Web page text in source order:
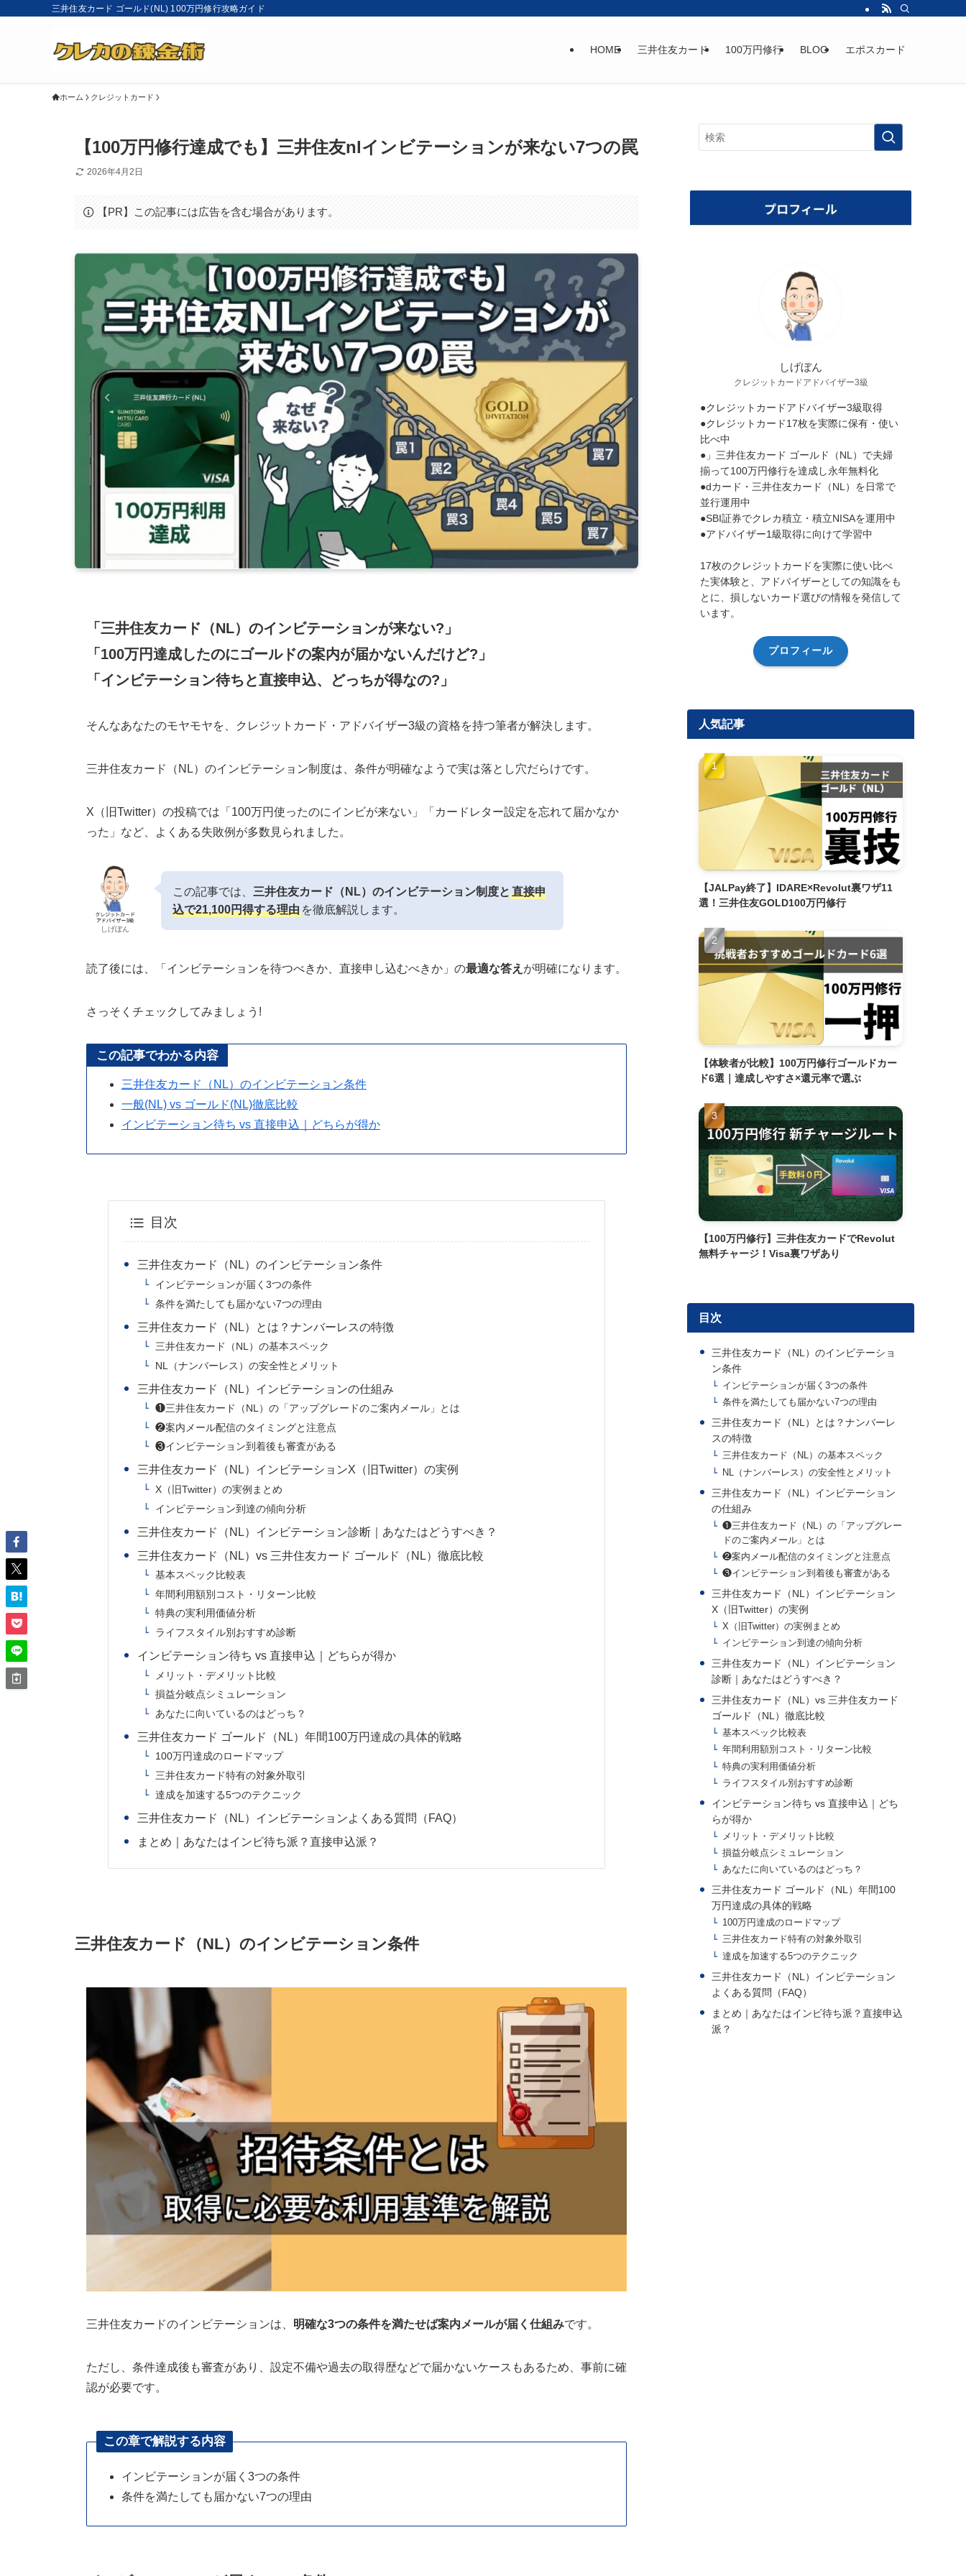
三井住友カード ゴールド(NL) 100万円修行攻略ガイド
HOME 三井住友カード 100万円修行 BLOG エポスカード
ホーム クレジットカード
【100万円修行達成でも】三井住友nlインビテーションが来ない7つの罠
2026年4月2日
【PR】この記事には広告を含む場合があります。
「三井住友カード（NL）のインビテーションが来ない?」
「100万円達成したのにゴールドの案内が届かないんだけど?」
「インビテーション待ちと直接申込、どっちが得なの?」
そんなあなたのモヤモヤを、クレジットカード・アドバイザー3級の資格を持つ筆者が解決します。
三井住友カード（NL）のインビテーション制度は、条件が明確なようで実は落とし穴だらけです。
X（旧Twitter）の投稿では「100万円使ったのにインビが来ない」「カードレター設定を忘れて届かなか
った」など、よくある失敗例が多数見られました。
しげぼん
この記事では、 三井住友カード（NL）のインビテーション制度と 直接申
込で21,100円得する理由 を徹底解説します。
読了後には、「インビテーションを待つべきか、直接申し込むべきか」の最適な答え が明確になります。
さっそくチェックしてみましょう!
この記事でわかる内容
三井住友カード（NL）のインビテーション条件
一般(NL) vs ゴールド(NL)徹底比較
インビテーション待ち vs 直接申込｜どちらが得か
目次
三井住友カード（NL）のインビテーション条件
インビテーションが届く3つの条件
条件を満たしても届かない7つの理由
三井住友カード（NL）とは？ナンバーレスの特徴
三井住友カード（NL）の基本スペック
NL（ナンバーレス）の安全性とメリット
三井住友カード（NL）インビテーションの仕組み
❶三井住友カード（NL）の「アップグレードのご案内メール」とは
❷案内メール配信のタイミングと注意点
❸インビテーション到着後も審査がある
三井住友カード（NL）インビテーションX（旧Twitter）の実例
X（旧Twitter）の実例まとめ
インビテーション到達の傾向分析
三井住友カード（NL）インビテーション診断｜あなたはどうすべき？
三井住友カード（NL）vs 三井住友カード ゴールド（NL）徹底比較
基本スペック比較表
年間利用額別コスト・リターン比較
特典の実利用価値分析
ライフスタイル別おすすめ診断
インビテーション待ち vs 直接申込｜どちらが得か
メリット・デメリット比較
損益分岐点シミュレーション
あなたに向いているのはどっち？
三井住友カード ゴールド（NL）年間100万円達成の具体的戦略
100万円達成のロードマップ
三井住友カード特有の対象外取引
達成を加速する5つのテクニック
三井住友カード（NL）インビテーションよくある質問（FAQ）
まとめ｜あなたはインビ待ち派？直接申込派？
三井住友カード（NL）のインビテーション条件
三井住友カードのインビテーションは、 明確な3つの条件を満たせば案内メールが届く仕組みです。
ただし、条件達成後も審査があり、設定不備や過去の取得歴などで届かないケースもあるため、事前に確
認が必要です。
この章で解説する内容
インビテーションが届く3つの条件
条件を満たしても届かない7つの理由
しげぼん
クレジットカードアドバイザー3級
●クレジットカードアドバイザー3級取得
●クレジットカード17枚を実際に保有・使い
比べ中
●」三井住友カード ゴールド（NL）で夫婦
揃って100万円修行を達成し永年無料化
●dカード・三井住友カード（NL）を日常で
並行運用中
●SBI証券でクレカ積立・積立NISAを運用中
●アドバイザー1級取得に向けて学習中
17枚のクレジットカードを実際に使い比べ
た実体験と、アドバイザーとしての知識をも
とに、損しないカード選びの情報を発信して
います。
プロフィール
人気記事
【JALPay終了】IDARE×Revolut裏ワザ11
選！三井住友GOLD100万円修行
【体験者が比較】100万円修行ゴールドカー
ド6選｜達成しやすさ×還元率で選ぶ
【100万円修行】三井住友カードでRevolut
無料チャージ！Visa裏ワザあり
目次
三井住友カード（NL）のインビテーショ
ン条件
インビテーションが届く3つの条件
条件を満たしても届かない7つの理由
三井住友カード（NL）とは？ナンバーレ
スの特徴
三井住友カード（NL）の基本スペック
NL（ナンバーレス）の安全性とメリット
三井住友カード（NL）インビテーション
の仕組み
❶三井住友カード（NL）の「アップグレー
ドのご案内メール」とは
❷案内メール配信のタイミングと注意点
❸インビテーション到着後も審査がある
三井住友カード（NL）インビテーション
X（旧Twitter）の実例
X（旧Twitter）の実例まとめ
インビテーション到達の傾向分析
三井住友カード（NL）インビテーション
診断｜あなたはどうすべき？
三井住友カード（NL）vs 三井住友カード
ゴールド（NL）徹底比較
基本スペック比較表
年間利用額別コスト・リターン比較
特典の実利用価値分析
ライフスタイル別おすすめ診断
インビテーション待ち vs 直接申込｜どち
らが得か
メリット・デメリット比較
損益分岐点シミュレーション
あなたに向いているのはどっち？
三井住友カード ゴールド（NL）年間100
万円達成の具体的戦略
100万円達成のロードマップ
三井住友カード特有の対象外取引
達成を加速する5つのテクニック
三井住友カード（NL）インビテーション
よくある質問（FAQ）
まとめ｜あなたはインビ待ち派？直接申込
派？